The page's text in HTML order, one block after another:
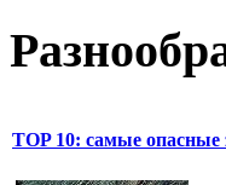
TOP 10: самые опасные